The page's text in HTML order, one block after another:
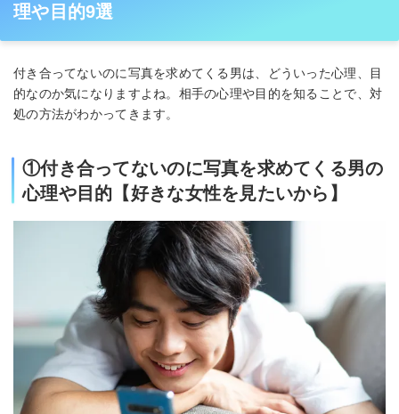
理や目的9選
付き合ってないのに写真を求めてくる男は、どういった心理、目
的なのか気になりますよね。相手の心理や目的を知ることで、対
処の方法がわかってきます。
①付き合ってないのに写真を求めてくる男の
心理や目的【好きな女性を見たいから】